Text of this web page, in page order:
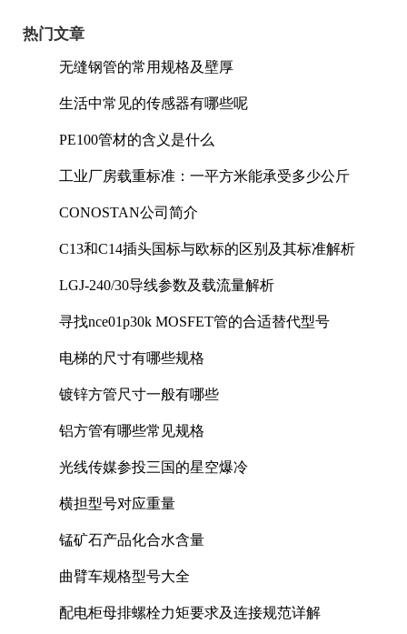
热门文章
无缝钢管的常用规格及壁厚
生活中常见的传感器有哪些呢
PE100管材的含义是什么
工业厂房载重标准：一平方米能承受多少公斤
CONOSTAN公司简介
C13和C14插头国标与欧标的区别及其标准解析
LGJ-240/30导线参数及载流量解析
寻找nce01p30k MOSFET管的合适替代型号
电梯的尺寸有哪些规格
镀锌方管尺寸一般有哪些
铝方管有哪些常见规格
光线传媒参投三国的星空爆冷
横担型号对应重量
锰矿石产品化合水含量
曲臂车规格型号大全
配电柜母排螺栓力矩要求及连接规范详解